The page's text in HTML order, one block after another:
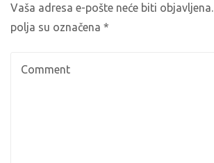
Vaša adresa e-pošte neće biti objavljena.
polja su označena *